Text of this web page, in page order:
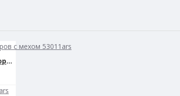
БДСМ набор фиксаторов с мехом 53011ars